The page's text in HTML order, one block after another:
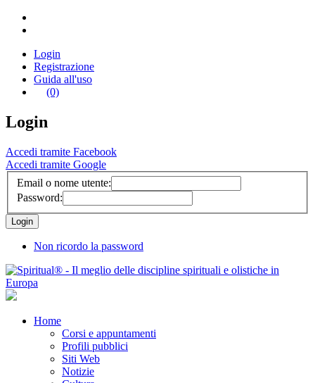
Login
Registrazione
Guida all'uso
(0)
Login
Accedi tramite Facebook
Accedi tramite Google
Email o nome utente:
Password:
Non ricordo la password
Home
Corsi e appuntamenti
Profili pubblici
Siti Web
Notizie